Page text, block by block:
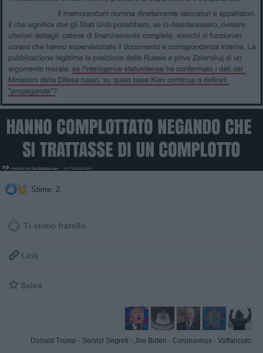
Stime: 2
Ti stimo fratello
 Link
 Salva
Donald Trump · Servizi Segreti · Joe Biden · Coronavirus · Vaffanculo